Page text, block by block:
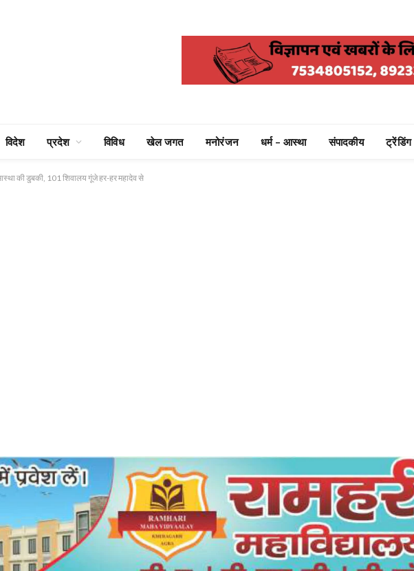
विदेश प्रदेश विविध खेल जगत मनोरंजन धर्म – आस्था संपादकीय ट्रेंडिंग
की डुबकी, 101 शिवालय गूंजे हर-हर महादेव से